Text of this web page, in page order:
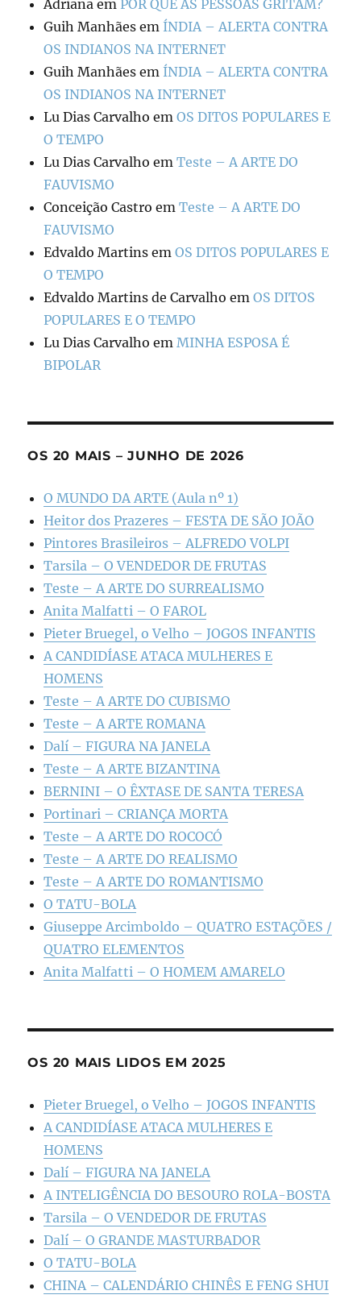
Adriana emPOR QUE AS PESSOAS GRITAM?
Guih Manhães em ÍNDIA – ALERTA CONTRA
OS INDIANOS NA INTERNET
Guih Manhães em ÍNDIA – ALERTA CONTRA
OS INDIANOS NA INTERNET
Lu Dias Carvalho emOS DITOS POPULARES E
O TEMPO
Lu Dias Carvalho emTeste – A ARTE DO
FAUVISMO
Conceição Castro emTeste – A ARTE DO
FAUVISMO
Edvaldo Martins emOS DITOS POPULARES E
O TEMPO
Edvaldo Martins de Carvalho emOS DITOS
POPULARES E O TEMPO
Lu Dias Carvalho emMINHA ESPOSA É
BIPOLAR
OS 20 MAIS – JUNHO DE 2026
O MUNDO DA ARTE (Aula nº 1)
Heitor dos Prazeres – FESTA DE SÃO JOÃO
Pintores Brasileiros – ALFREDO VOLPI
Tarsila – O VENDEDOR DE FRUTAS
Teste – A ARTE DO SURREALISMO
Anita Malfatti – O FAROL
Pieter Bruegel, o Velho – JOGOS INFANTIS
A CANDIDÍASE ATACA MULHERES E
HOMENS
Teste – A ARTE DO CUBISMO
Teste – A ARTE ROMANA
Dalí – FIGURA NA JANELA
Teste – A ARTE BIZANTINA
BERNINI – O ÊXTASE DE SANTA TERESA
Portinari – CRIANÇA MORTA
Teste – A ARTE DO ROCOCÓ
Teste – A ARTE DO REALISMO
Teste – A ARTE DO ROMANTISMO
O TATU-BOLA
Giuseppe Arcimboldo – QUATRO ESTAÇÕES /
QUATRO ELEMENTOS
Anita Malfatti – O HOMEM AMARELO
OS 20 MAIS LIDOS EM 2025
Pieter Bruegel, o Velho – JOGOS INFANTIS
A CANDIDÍASE ATACA MULHERES E
HOMENS
Dalí – FIGURA NA JANELA
A INTELIGÊNCIA DO BESOURO ROLA-BOSTA
Tarsila – O VENDEDOR DE FRUTAS
Dalí – O GRANDE MASTURBADOR
O TATU-BOLA
CHINA – CALENDÁRIO CHINÊS E FENG SHUI